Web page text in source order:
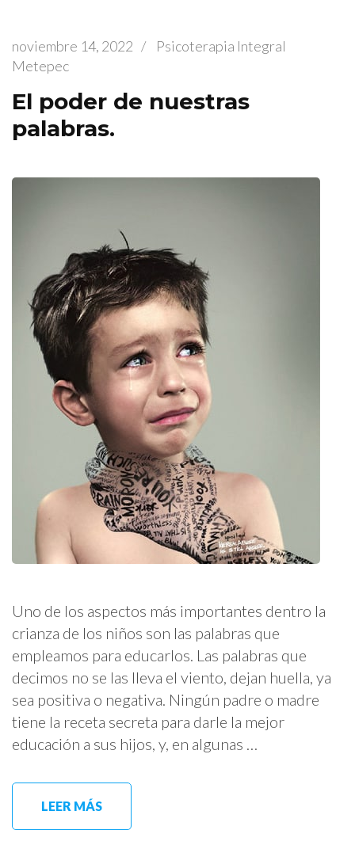
noviembre 14, 2022 /
Psicoterapia Integral
Metepec
El poder de nuestras
palabras.
Uno de los aspectos más importantes dentro la
crianza de los niños son las palabras que
empleamos para educarlos. Las palabras que
decimos no se las lleva el viento, dejan huella, ya
sea positiva o negativa. Ningún padre o madre
tiene la receta secreta para darle la mejor
educación a sus hijos, y, en algunas …
LEER MÁS